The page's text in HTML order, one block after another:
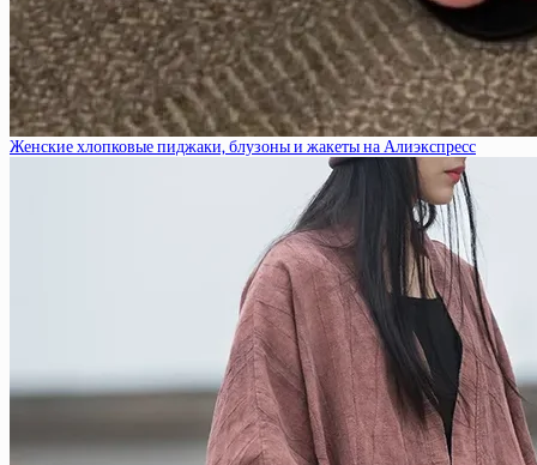
Женские хлопковые пиджаки, блузоны и жакеты на Алиэкспресс